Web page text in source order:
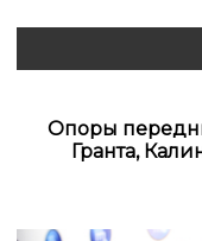
Опоры
Гранта,